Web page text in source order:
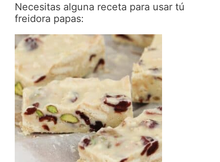
Necesitas alguna receta para usar tú
freidora papas: